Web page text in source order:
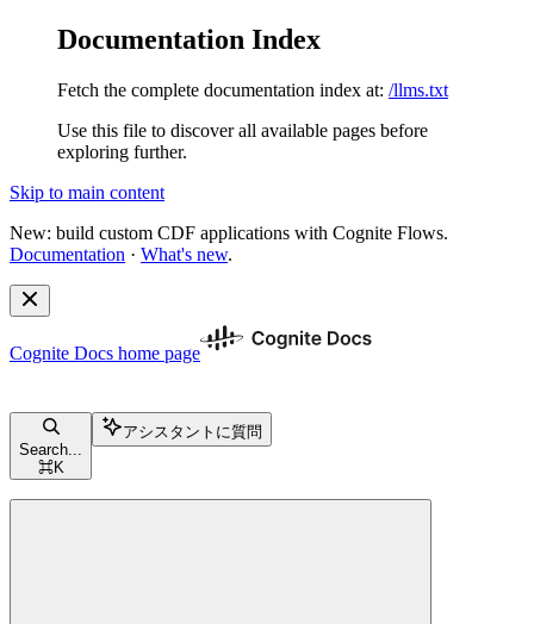
Documentation Index
Fetch the complete documentation index at: /llms.txt
Use this file to discover all available pages before
exploring further.
Skip to main content
New: build custom CDF applications with Cognite Flows.
Documentation · What's new.
Cognite Docs home page
Search...
⌘K
アシスタントに質問